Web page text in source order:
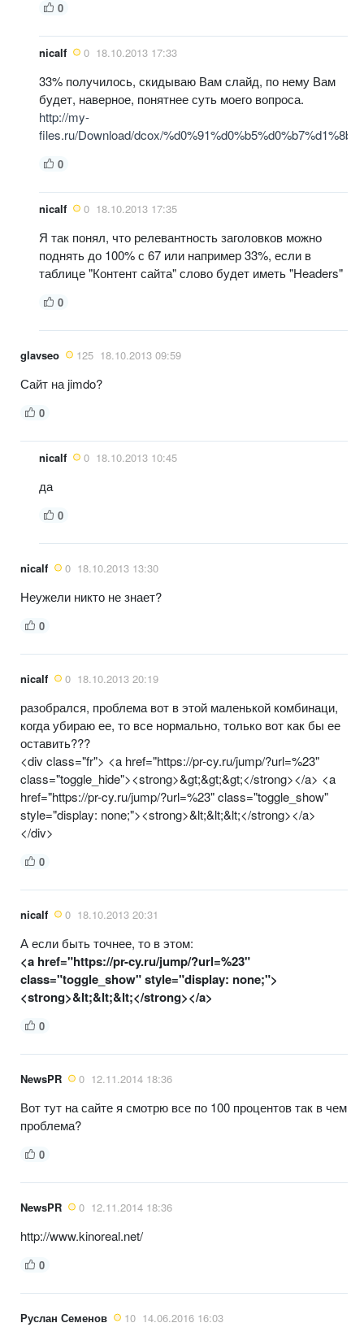
0
nicalf 0 18.10.2013 17:33
33% получилось, скидываю Вам слайд, по нему Вам
будет, наверное, понятнее суть моего вопроса.
http://my-
files.ru/Download/dcox/
0
nicalf 0 18.10.2013 17:35
Я так понял, что релевантность заголовков можно
поднять до 100% с 67 или например 33%, если в
таблице "Контент сайта" слово будет иметь "Headers"
0
glavseo 125 18.10.2013 09:59
Сайт на jimdo?
0
nicalf 0 18.10.2013 10:45
да
0
nicalf 0 18.10.2013 13:30
Неужели никто не знает?
0
nicalf 0 18.10.2013 20:19
разобрался, проблема вот в этой маленькой комбинаци,
когда убираю ее, то все нормально, только вот как бы ее
оставить???
<div class="fr"> <a href="https://pr-cy.ru/jump/?url=%23"
class="toggle_hide"><strong>&gt;&gt;&gt;</strong></a> <a
href="https://pr-cy.ru/jump/?url=%23" class="toggle_show"
style="display: none;"><strong>&lt;&lt;&lt;</strong></a>
</div>
0
nicalf 0 18.10.2013 20:31
А если быть точнее, то в этом:
<a href="https://pr-cy.ru/jump/?url=%23"
class="toggle_show" style="display: none;">
<strong>&lt;&lt;&lt;</strong></a>
0
NewsPR 0 12.11.2014 18:36
Вот тут на сайте я смотрю все по 100 процентов так в чем
проблема?
0
NewsPR 0 12.11.2014 18:36
http://www.kinoreal.net/
0
Руслан Семенов 10 14.06.2016 16:03